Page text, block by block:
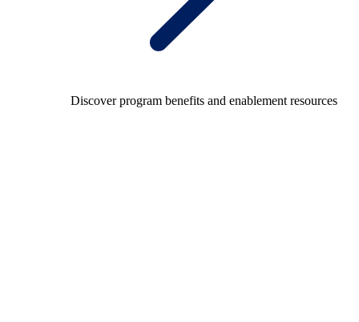
Discover program benefits and enablement resources